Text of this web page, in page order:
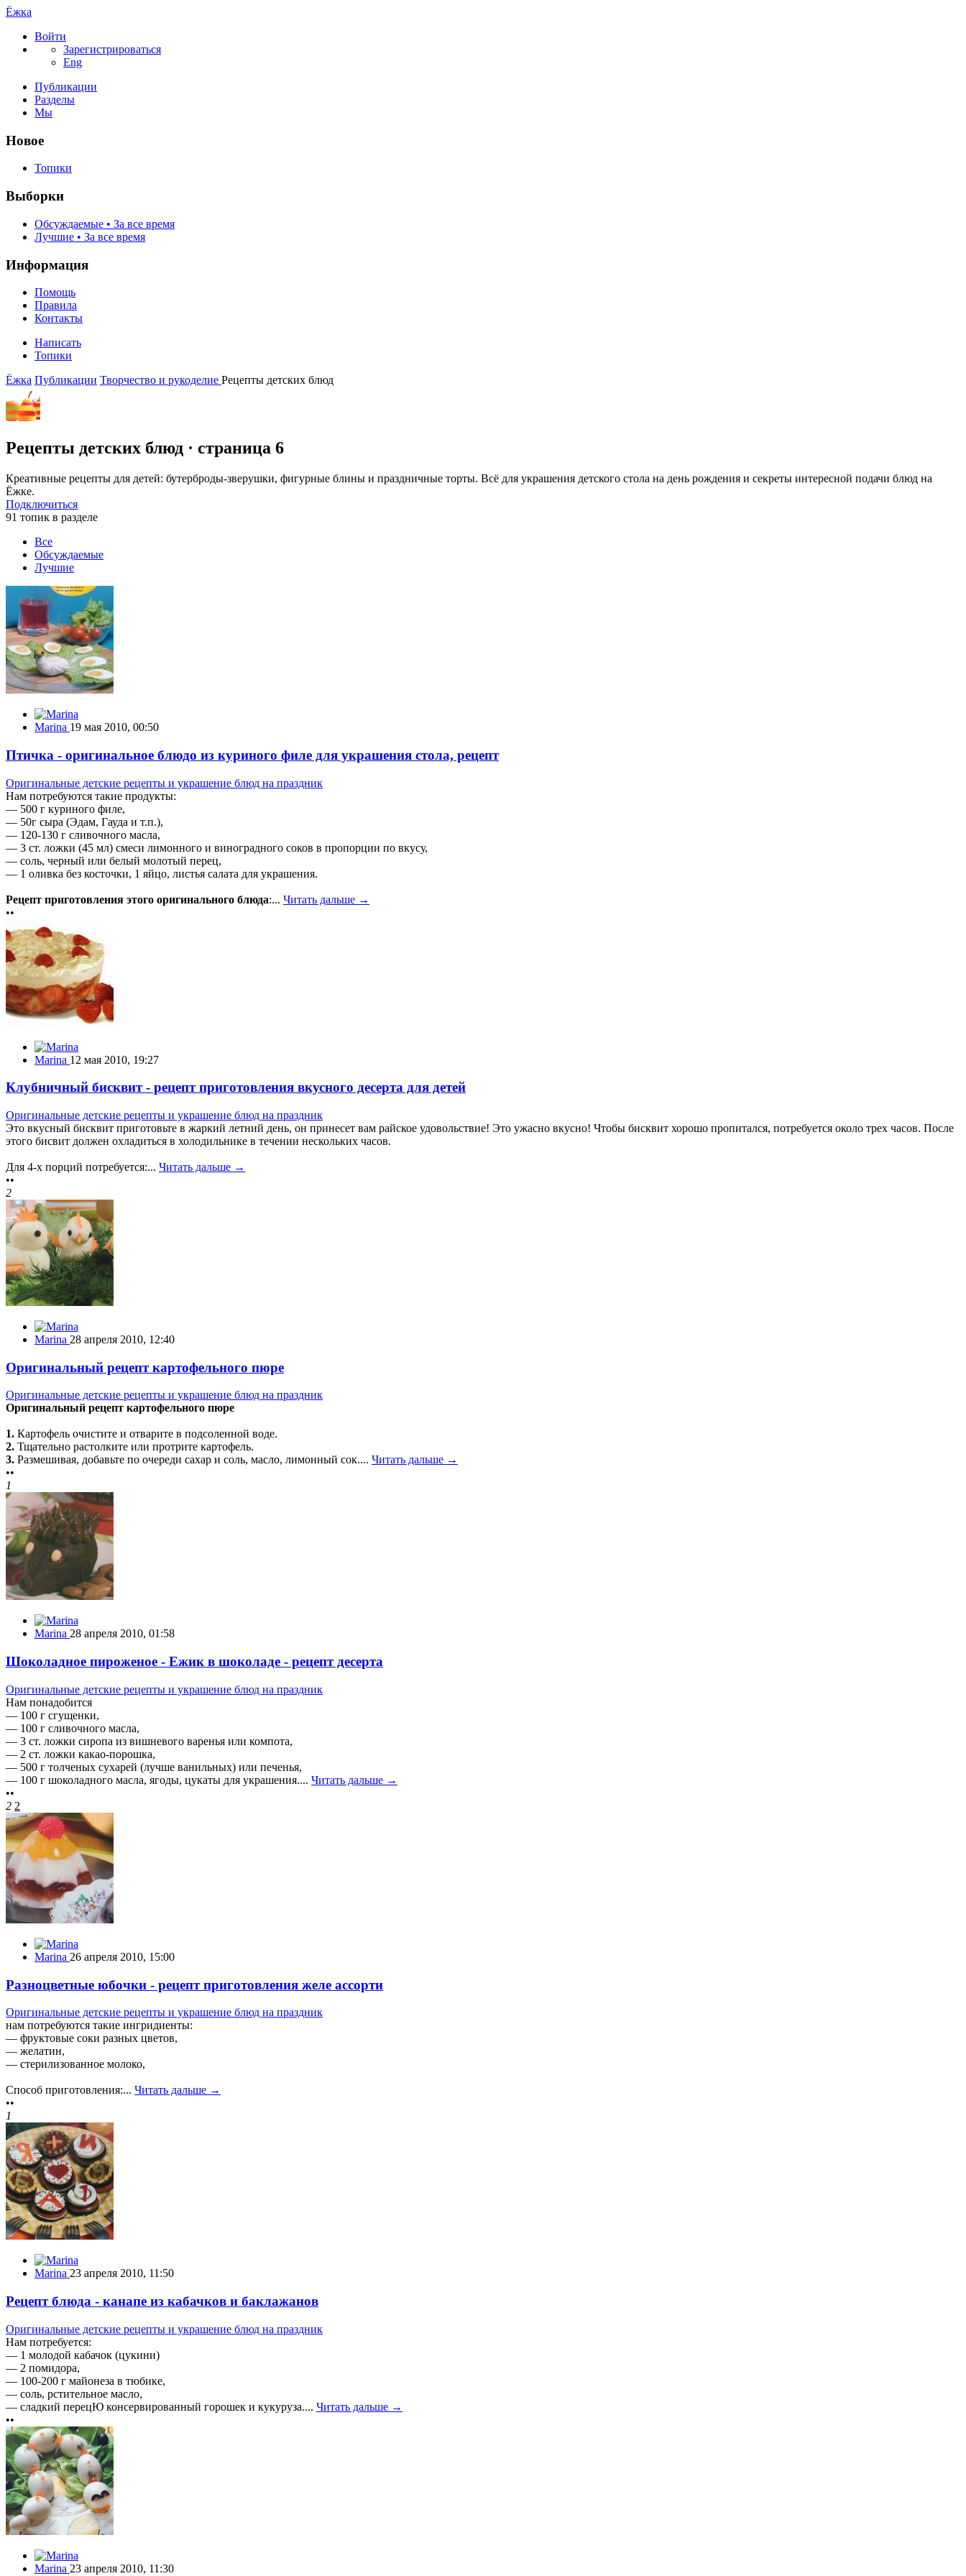
Ёжка
Войти
Зарегистрироваться
Eng
Публикации
Разделы
Мы
Новое
Топики
Выборки
Обсуждаемые • За все время
Лучшие • За все время
Информация
Помощь
Правила
Контакты
Написать
Топики
Ёжка Публикации Творчество и рукоделие Рецепты детских блюд
Рецепты детских блюд · страница 6
Креативные рецепты для детей: бутерброды-зверушки, фигурные блины и праздничные торты. Всё для украшения детского стола на день рождения и секреты интересной подачи блюд на
Ёжке.
Подключиться
91 топик в разделе
Все
Обсуждаемые
Лучшие
Marina 19 мая 2010, 00:50
Птичка - оригинальное блюдо из куриного филе для украшения стола, рецепт
Оригинальные детские рецепты и украшение блюд на праздник
Нам потребуются такие продукты:
— 500 г куриного филе,
— 50г сыра (Эдам, Гауда и т.п.),
— 120-130 г сливочного масла,
— 3 ст. ложки (45 мл) смеси лимонного и виноградного соков в пропорции по вкусу,
— соль, черный или белый молотый перец,
— 1 оливка без косточки, 1 яйцо, листья салата для украшения.
Рецепт приготовления этого оригинального блюда:... Читать дальше →
••
Marina 12 мая 2010, 19:27
Клубничный бисквит - рецепт приготовления вкусного десерта для детей
Оригинальные детские рецепты и украшение блюд на праздник
Это вкусный бисквит приготовьте в жаркий летний день, он принесет вам райское удовольствие! Это ужасно вкусно! Чтобы бисквит хорошо пропитался, потребуется около трех часов. После
этого бисвит должен охладиться в холодильнике в течении нескольких часов.
Для 4-х порций потребуется:... Читать дальше →
••
2
Marina 28 апреля 2010, 12:40
Оригинальный рецепт картофельного пюре
Оригинальные детские рецепты и украшение блюд на праздник
Оригинальный рецепт картофельного пюре
1. Картофель очистите и отварите в подсоленной воде.
2. Тщательно растолките или протрите картофель.
3. Размешивая, добавьте по очереди сахар и соль, масло, лимонный сок.... Читать дальше →
••
1
Marina 28 апреля 2010, 01:58
Шоколадное пироженое - Ежик в шоколаде - рецепт деcерта
Оригинальные детские рецепты и украшение блюд на праздник
Нам понадобится
— 100 г сгущенки,
— 100 г сливочного масла,
— 3 ст. ложки сиропа из вишневого варенья или компота,
— 2 ст. ложки какао-порошка,
— 500 г толченых сухарей (лучше ванильных) или печенья,
— 100 г шоколадного масла, ягоды, цукаты для украшения.... Читать дальше →
••
2 2
Marina 26 апреля 2010, 15:00
Разноцветные юбочки - рецепт приготовления желе ассорти
Оригинальные детские рецепты и украшение блюд на праздник
нам потребуются такие ингридиенты:
— фруктовые соки разных цветов,
— желатин,
— стерилизованное молоко,
Способ приготовления:... Читать дальше →
••
1
Marina 23 апреля 2010, 11:50
Рецепт блюда - канапе из кабачков и баклажанов
Оригинальные детские рецепты и украшение блюд на праздник
Нам потребуется:
— 1 молодой кабачок (цукини)
— 2 помидора,
— 100-200 г майонеза в тюбике,
— соль, рстительное масло,
— сладкий перецЮ консервированный горошек и кукуруза.... Читать дальше →
••
Marina 23 апреля 2010, 11:30